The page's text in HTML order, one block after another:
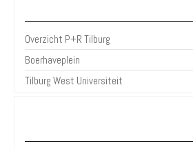
Overzicht P+R Tilburg
Boerhaveplein
Tilburg West Universiteit